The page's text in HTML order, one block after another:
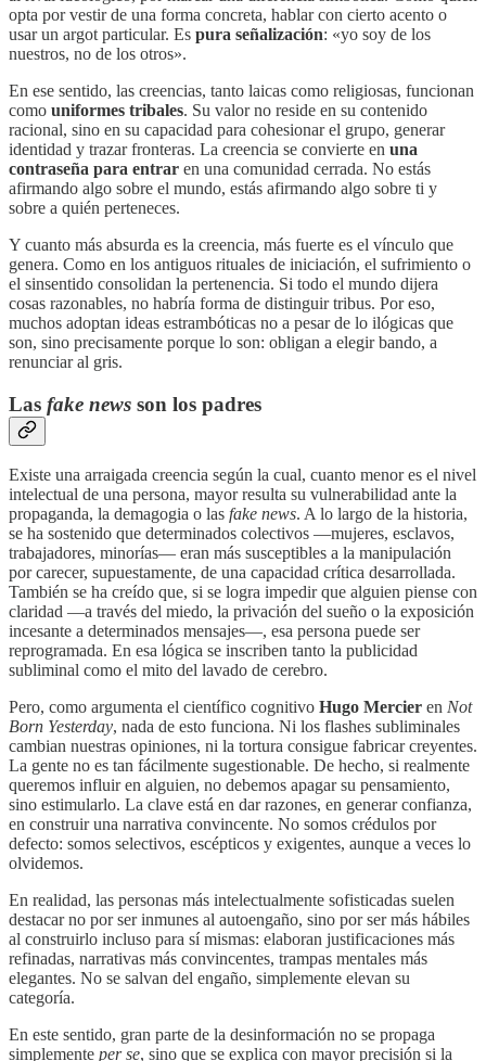
opta por vestir de una forma concreta, hablar con cierto acento o
usar un argot particular. Es pura señalización: «yo soy de los
nuestros, no de los otros».
En ese sentido, las creencias, tanto laicas como religiosas, funcionan
como uniformes tribales. Su valor no reside en su contenido
racional, sino en su capacidad para cohesionar el grupo, generar
identidad y trazar fronteras. La creencia se convierte en una
contraseña para entrar en una comunidad cerrada. No estás
afirmando algo sobre el mundo, estás afirmando algo sobre ti y
sobre a quién perteneces.
Y cuanto más absurda es la creencia, más fuerte es el vínculo que
genera. Como en los antiguos rituales de iniciación, el sufrimiento o
el sinsentido consolidan la pertenencia. Si todo el mundo dijera
cosas razonables, no habría forma de distinguir tribus. Por eso,
muchos adoptan ideas estrambóticas no a pesar de lo ilógicas que
son, sino precisamente porque lo son: obligan a elegir bando, a
renunciar al gris.
Las fake news son los padres
Existe una arraigada creencia según la cual, cuanto menor es el nivel
intelectual de una persona, mayor resulta su vulnerabilidad ante la
propaganda, la demagogia o las fake news. A lo largo de la historia,
se ha sostenido que determinados colectivos —mujeres, esclavos,
trabajadores, minorías— eran más susceptibles a la manipulación
por carecer, supuestamente, de una capacidad crítica desarrollada.
También se ha creído que, si se logra impedir que alguien piense con
claridad —a través del miedo, la privación del sueño o la exposición
incesante a determinados mensajes—, esa persona puede ser
reprogramada. En esa lógica se inscriben tanto la publicidad
subliminal como el mito del lavado de cerebro.
Pero, como argumenta el científico cognitivo Hugo Mercier en Not
Born Yesterday, nada de esto funciona. Ni los flashes subliminales
cambian nuestras opiniones, ni la tortura consigue fabricar creyentes.
La gente no es tan fácilmente sugestionable. De hecho, si realmente
queremos influir en alguien, no debemos apagar su pensamiento,
sino estimularlo. La clave está en dar razones, en generar confianza,
en construir una narrativa convincente. No somos crédulos por
defecto: somos selectivos, escépticos y exigentes, aunque a veces lo
olvidemos.
En realidad, las personas más intelectualmente sofisticadas suelen
destacar no por ser inmunes al autoengaño, sino por ser más hábiles
al construirlo incluso para sí mismas: elaboran justificaciones más
refinadas, narrativas más convincentes, trampas mentales más
elegantes. No se salvan del engaño, simplemente elevan su
categoría.
En este sentido, gran parte de la desinformación no se propaga
simplemente per se, sino que se explica con mayor precisión si la